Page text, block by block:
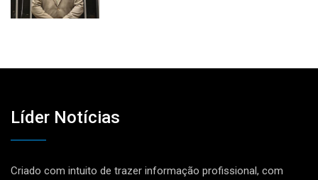
Líder Notícias
Criado com intuito de trazer informação profissional, com